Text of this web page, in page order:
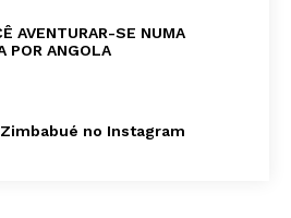
AVENTURAR-SE NUMA
POR ANGOLA
no Instagram